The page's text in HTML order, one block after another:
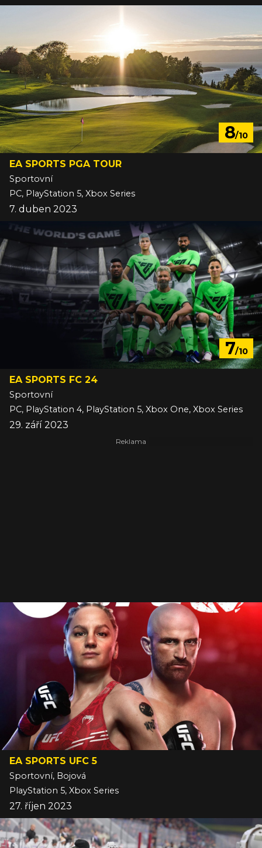
8/10
EA SPORTS PGA TOUR
Sportovní
PC, PlayStation 5, Xbox Series
7. duben 2023
7/10
EA SPORTS FC 24
Sportovní
PC, PlayStation 4, PlayStation 5, Xbox One, Xbox Series
29. září 2023
EA SPORTS UFC 5
Sportovní, Bojová
PlayStation 5, Xbox Series
27. říjen 2023